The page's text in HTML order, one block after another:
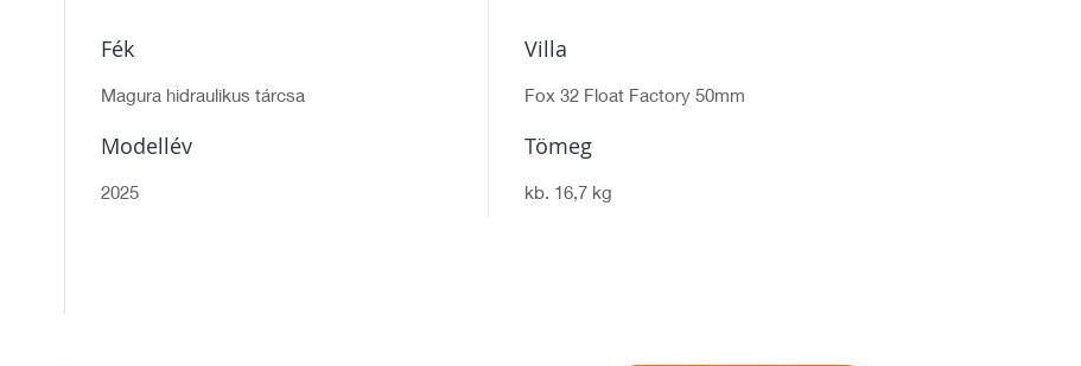
Fék
Magura hidraulikus tárcsa
Villa
Fox 32 Float Factory 50mm
Modellév
2025
Tömeg
kb. 16,7 kg